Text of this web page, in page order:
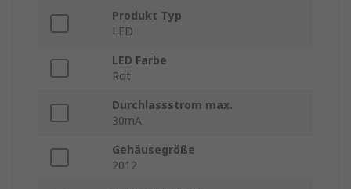
Produkt Typ
LED
LED Farbe
Rot
Durchlassstrom max.
30mA
Gehäusegröße
2012